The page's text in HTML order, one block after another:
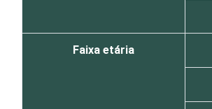
Faixa etária